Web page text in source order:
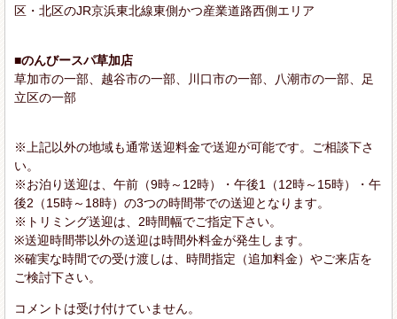
区・北区のJR京浜東北線東側かつ産業道路西側エリア
■のんびースパ草加店
草加市の一部、越谷市の一部、川口市の一部、八潮市の一部、足
立区の一部
※上記以外の地域も通常送迎料金で送迎が可能です。ご相談下さ
い。
※お泊り送迎は、午前（9時～12時）・午後1（12時～15時）・午
後2（15時～18時）の3つの時間帯での送迎となります。
※トリミング送迎は、2時間幅でご指定下さい。
※送迎時間帯以外の送迎は時間外料金が発生します。
※確実な時間での受け渡しは、時間指定（追加料金）やご来店を
ご検討下さい。
コメントは受け付けていません。